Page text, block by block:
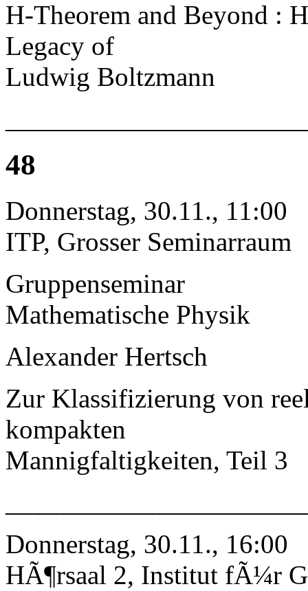
H-Theorem and Beyond :
Legacy of
Ludwig Boltzmann
48
Donnerstag, 30.11., 11:00
ITP, Grosser Seminarraum
Gruppenseminar
Mathematische Physik
Alexander Hertsch
Zur Klassifizierung von
kompakten
Mannigfaltigkeiten, Teil 3
Donnerstag, 30.11., 16:00
HÃ¶rsaal 2, Institut fÃ¼r